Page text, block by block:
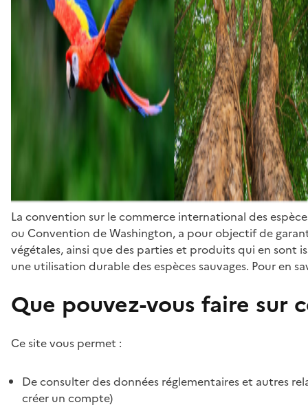
La convention sur le commerce international des
ou Convention de Washington, a pour objectif de
végétales, ainsi que des parties et produits qui en sont
une utilisation durable des espèces sauvages. Pour en
Que pouvez-vous faire sur
Ce site vous permet :
De consulter des données réglementaires et autres
créer un compte)